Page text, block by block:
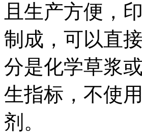
且生产方便，
制成，可以直
分是化学草浆
生指标，不使
剂。